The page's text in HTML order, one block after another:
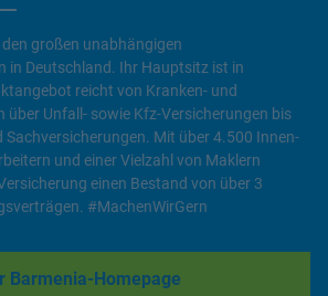
großen unabhängigen
in Deutschland. Ihr Hauptsitz ist in
reicht von Kranken- und
über Unfall- sowie Kfz-Versicherungen bis
Mit über 4.500 Innen-
und einer Vielzahl von Maklern
einen Bestand von über 3
#MachenWirGern
Barmenia-Homepage
Link Opens in New Tab